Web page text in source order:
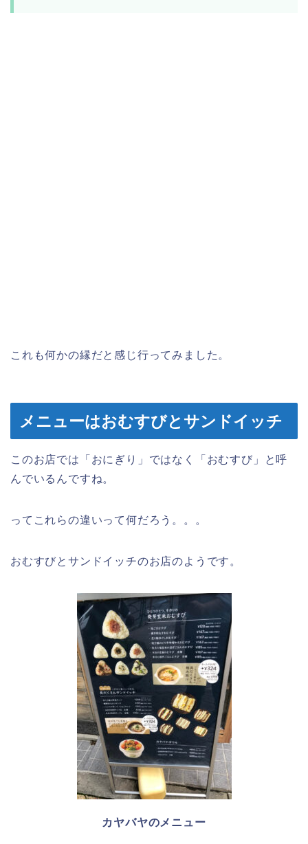
これも何かの縁だと感じ行ってみました。
メニューはおむすびとサンドイッチ
このお店では「おにぎり」ではなく「おむすび」と呼
んでいるんですね。
ってこれらの違いって何だろう。。。
おむすびとサンドイッチのお店のようです。
カヤバヤのメニュー